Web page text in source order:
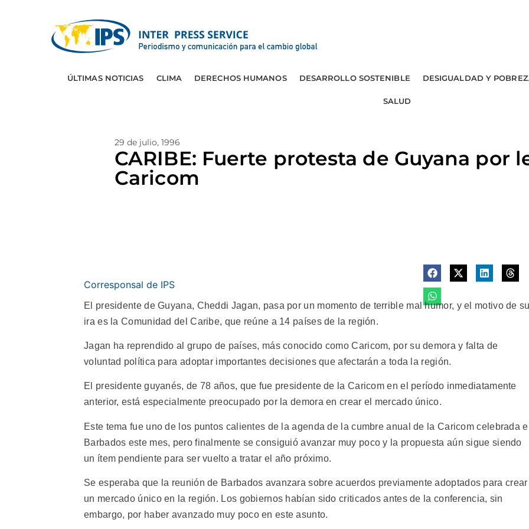
ÚLTIMAS NOTICIAS CLIMA DERECHOS HUMANOS DESARROLLO SOSTENIBLE DESIGUALDAD Y
SALUD
29 de julio, 1996
CARIBE: Fuerte protesta de Guyana por
Caricom
Corresponsal de IPS
El presidente de Guyana, Cheddi Jagan, pasa por un momento de terrible mal humor, y el motivo de
ira es la Comunidad del Caribe, que reúne a 14 países de la región.
Jagan ha reprendido al grupo de países, más conocido como Caricom, por su demora y falta de
voluntad política para adoptar importantes decisiones que afectarán a toda la región.
El presidente guyanés, de 78 años, que fue presidente de la Caricom en el período inmediatamente
anterior, está especialmente preocupado por la demora en crear el mercado único.
Este tema fue uno de los puntos calientes de la agenda de la cumbre anual de la Caricom celebrada
Barbados este mes, pero finalmente se consiguió avanzar muy poco y la propuesta aún sigue siendo
un ítem pendiente para ser vuelto a tratar el año próximo.
Se esperaba que la reunión de Barbados avanzara sobre acuerdos previamente adoptados para crear
un mercado único en la región. Los gobiernos habían sido criticados antes de la conferencia, sin
embargo, por haber avanzado muy poco en este asunto.